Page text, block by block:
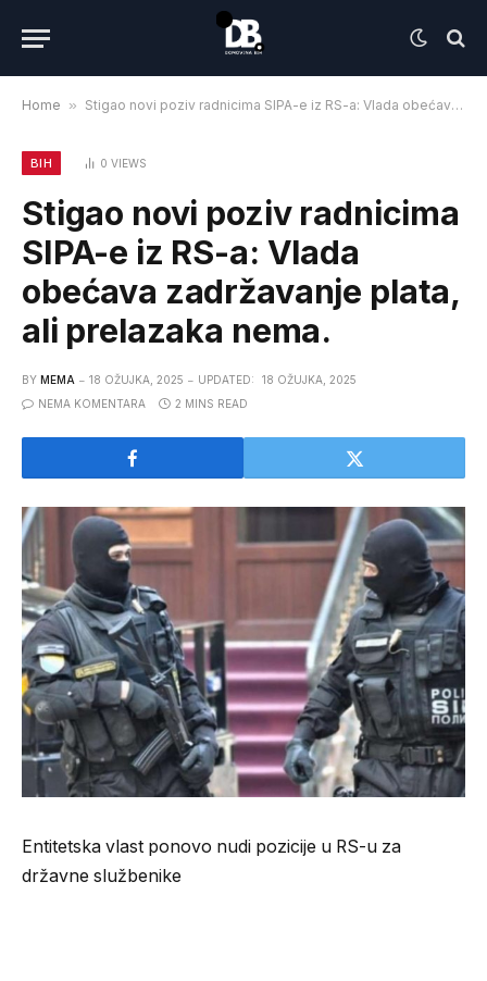
Home » Stigao novi poziv radnicima SIPA-e iz RS-a: Vlada obećava zadržavanje plata, ali prelazaka nema.
BIH 0 VIEWS
Stigao novi poziv radnicima
SIPA-e iz RS-a: Vlada
obećava zadržavanje plata,
ali prelazaka nema.
BY MEMA 18 OŽUJKA, 2025 UPDATED:
18 OŽUJKA, 2025
NEMA KOMENTARA
2 MINS READ
Entitetska vlast ponovo nudi pozicije u RS-u za
državne službenike